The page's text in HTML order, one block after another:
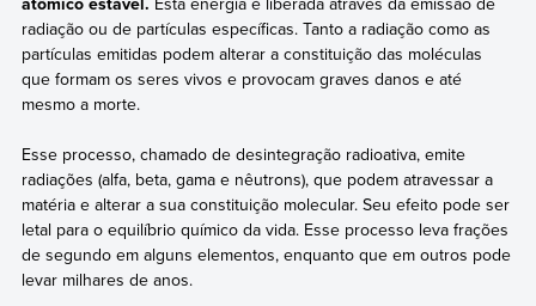
radiação ou de partículas específicas. Tanto a radiação como as
partículas emitidas podem alterar a constituição das moléculas
que formam os seres vivos e provocam graves danos e até
mesmo a morte.
Esse processo, chamado de desintegração radioativa, emite
radiações (alfa, beta, gama e nêutrons), que podem atravessar a
matéria e alterar a sua constituição molecular. Seu efeito pode ser
letal para o equilíbrio químico da vida. Esse processo leva frações
de segundo em alguns elementos, enquanto que em outros pode
levar milhares de anos.